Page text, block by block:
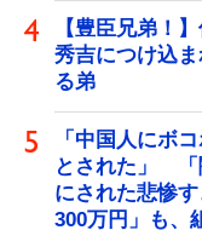
【豊臣兄弟！
秀吉につけ込
る弟
「中国人にボ
とされた」 「
にされた悲惨
300万円」も、